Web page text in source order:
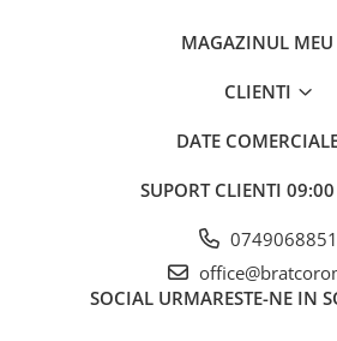
MAGAZINUL MEU
CLIENTI
DATE
SUPORT CLIENTI
0749068851
SOCIAL URMARESTE-NE IN